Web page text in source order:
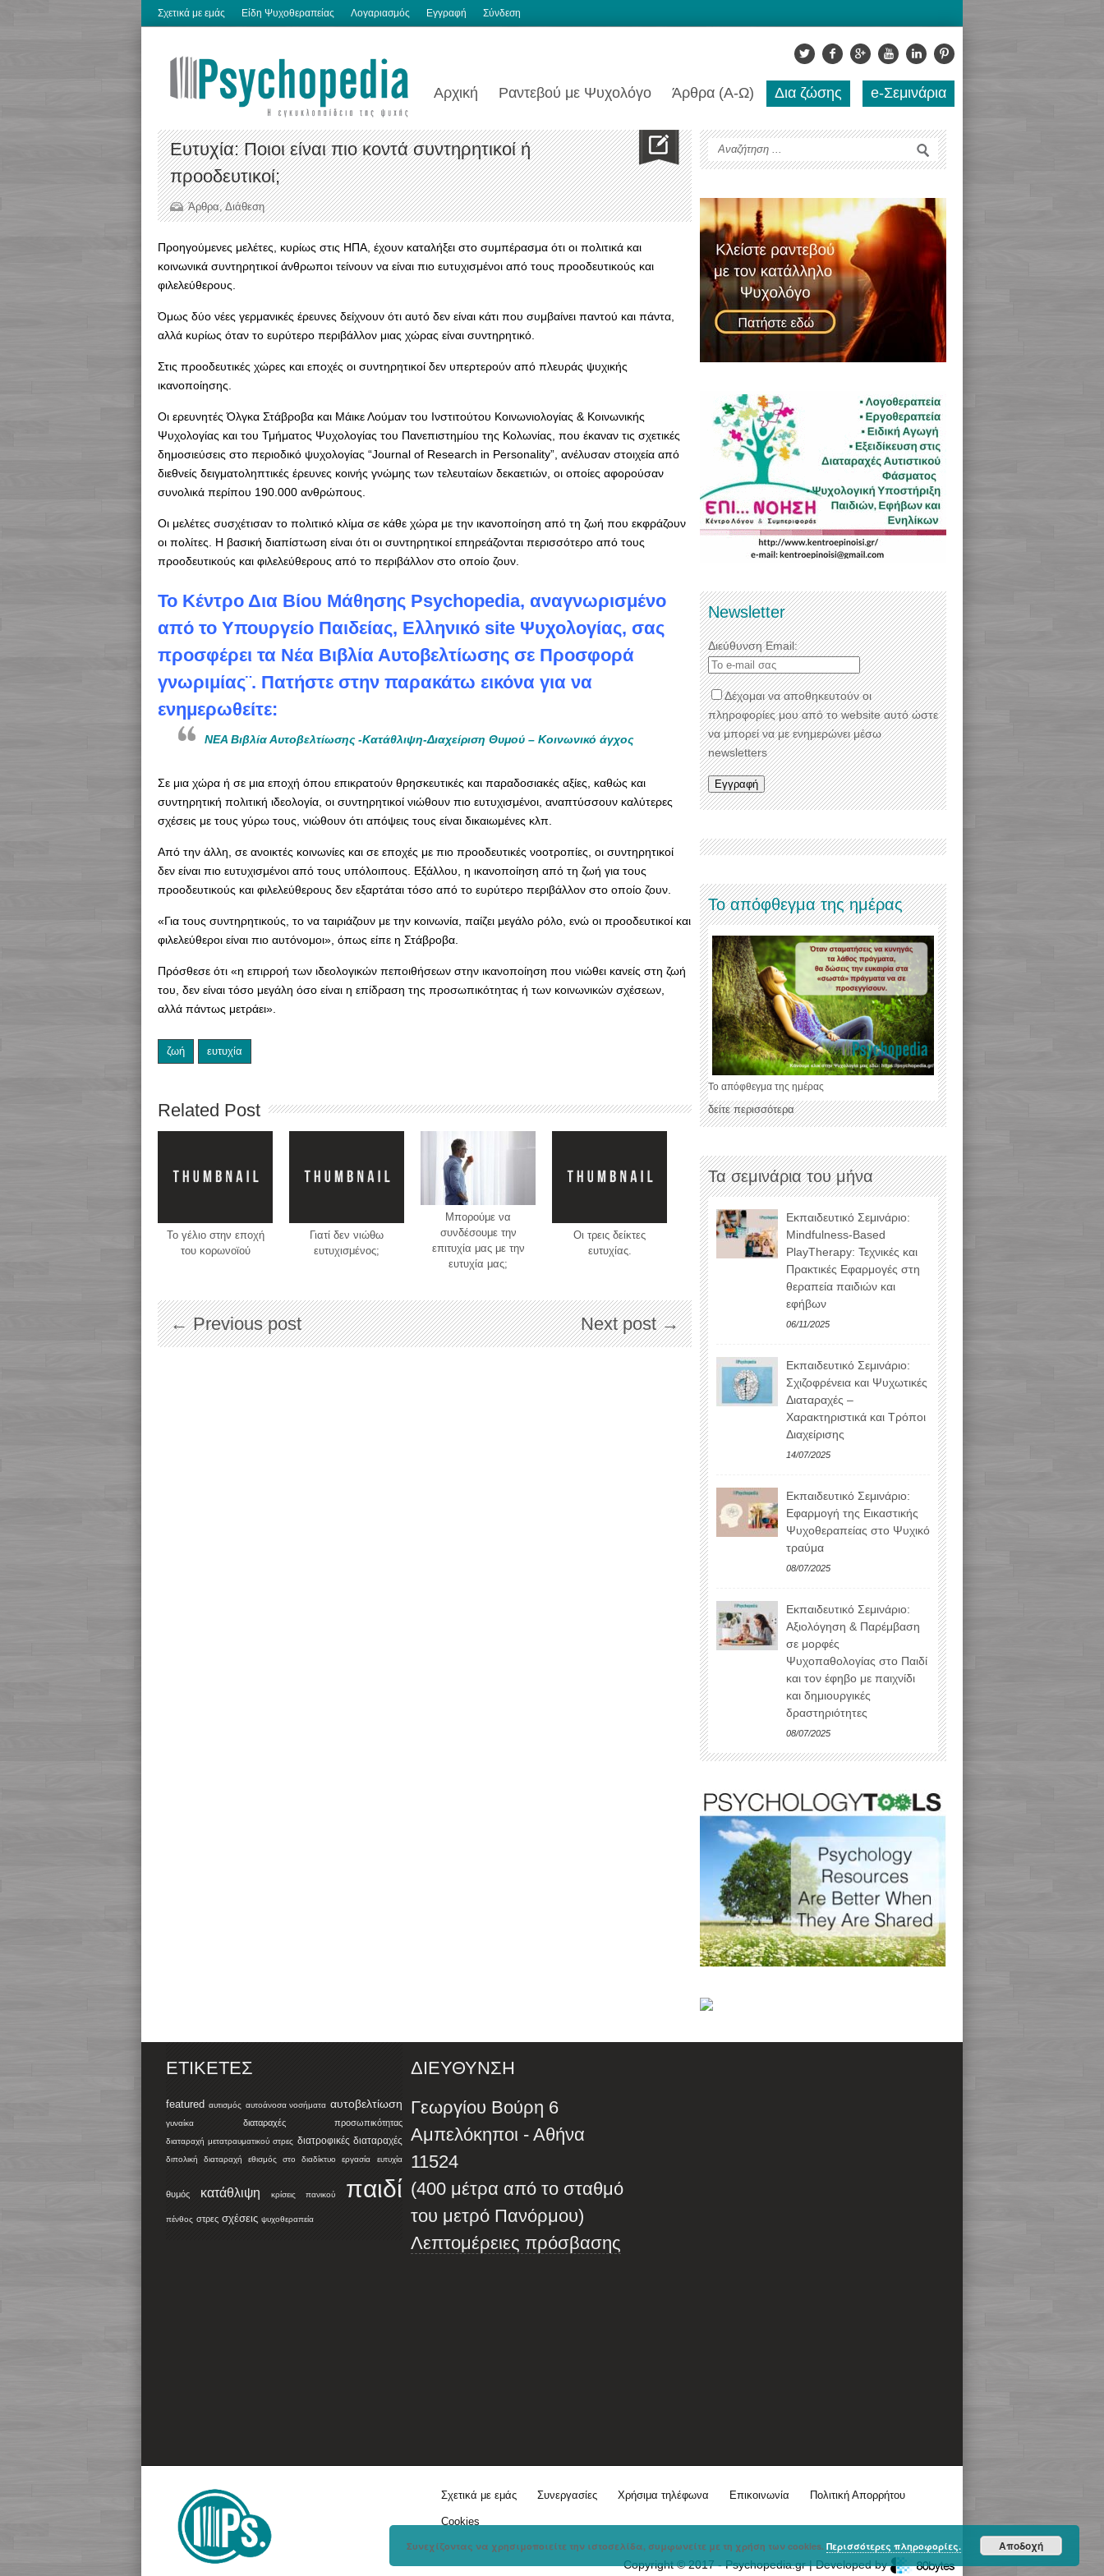
Σχετικά με εμάς Είδη Ψυχοθεραπείας Λογαριασμός Εγγραφή Σύνδεση
Αρχική Ραντεβού με Ψυχολόγο Άρθρα (Α-Ω) Δια ζώσης e-Σεμινάρια
Ευτυχία: Ποιοι είναι πιο κοντά συντηρητικοί ή
προοδευτικοί;
Άρθρα,Διάθεση
Προηγούμενες μελέτες, κυρίως στις ΗΠΑ, έχουν καταλήξει στο συμπέρασμα ότι οι πολιτικά και
κοινωνικά συντηρητικοί άνθρωποι τείνουν να είναι πιο ευτυχισμένοι από τους προοδευτικούς και
φιλελεύθερους.
Όμως δύο νέες γερμανικές έρευνες δείχνουν ότι αυτό δεν είναι κάτι που συμβαίνει παντού και πάντα,
αλλά κυρίως όταν το ευρύτερο περιβάλλον μιας χώρας είναι συντηρητικό.
Στις προοδευτικές χώρες και εποχές οι συντηρητικοί δεν υπερτερούν από πλευράς ψυχικής
ικανοποίησης.
Οι ερευνητές Όλγκα Στάβροβα και Μάικε Λούμαν του Ινστιτούτου Κοινωνιολογίας & Κοινωνικής
Ψυχολογίας και του Τμήματος Ψυχολογίας του Πανεπιστημίου της Κολωνίας, που έκαναν τις σχετικές
δημοσιεύσεις στο περιοδικό ψυχολογίας “Journal of Research in Personality”, ανέλυσαν στοιχεία από
διεθνείς δειγματοληπτικές έρευνες κοινής γνώμης των τελευταίων δεκαετιών, οι οποίες αφορούσαν
συνολικά περίπου 190.000 ανθρώπους.
Οι μελέτες συσχέτισαν το πολιτικό κλίμα σε κάθε χώρα με την ικανοποίηση από τη ζωή που εκφράζουν
οι πολίτες. Η βασική διαπίστωση είναι ότι οι συντηρητικοί επηρεάζονται περισσότερο από τους
προοδευτικούς και φιλελεύθερους από το περιβάλλον στο οποίο ζουν.
To Κέντρο Δια Βίου Μάθησης Psychopedia, αναγνωρισμένο
από το Υπουργείο Παιδείας, Ελληνικό site Ψυχολογίας, σας
προσφέρει τα Νέα Βιβλία Αυτοβελτίωσης σε Προσφορά
γνωριμίας¨. Πατήστε στην παρακάτω εικόνα για να
ενημερωθείτε:
ΝΕΑ Βιβλία Αυτοβελτίωσης -Κατάθλιψη-Διαχείριση Θυμού – Κοινωνικό άγχος
Σε μια χώρα ή σε μια εποχή όπου επικρατούν θρησκευτικές και παραδοσιακές αξίες, καθώς και
συντηρητική πολιτική ιδεολογία, οι συντηρητικοί νιώθουν πιο ευτυχισμένοι, αναπτύσσουν καλύτερες
σχέσεις με τους γύρω τους, νιώθουν ότι απόψεις τους είναι δικαιωμένες κλπ.
Από την άλλη, σε ανοικτές κοινωνίες και σε εποχές με πιο προοδευτικές νοοτροπίες, οι συντηρητικοί
δεν είναι πιο ευτυχισμένοι από τους υπόλοιπους. Εξάλλου, η ικανοποίηση από τη ζωή για τους
προοδευτικούς και φιλελεύθερους δεν εξαρτάται τόσο από το ευρύτερο περιβάλλον στο οποίο ζουν.
«Για τους συντηρητικούς, το να ταιριάζουν με την κοινωνία, παίζει μεγάλο ρόλο, ενώ οι προοδευτικοί και
φιλελεύθεροι είναι πιο αυτόνομοι», όπως είπε η Στάβροβα.
Πρόσθεσε ότι «η επιρροή των ιδεολογικών πεποιθήσεων στην ικανοποίηση που νιώθει κανείς στη ζωή
του, δεν είναι τόσο μεγάλη όσο είναι η επίδραση της προσωπικότητας ή των κοινωνικών σχέσεων,
αλλά πάντως μετράει».
ζωή ευτυχία
Related Post
Το γέλιο στην εποχή
του κορωνοϊού
Γιατί δεν νιώθω
ευτυχισμένος;
Μπορούμε να
συνδέσουμε την
επιτυχία μας με την
ευτυχία μας;
Οι τρεις δείκτες
ευτυχίας.
← Previous post Next post →
Newsletter
Διεύθυνση Email:
Δέχομαι να αποθηκευτούν οι
πληροφορίες μου από το website αυτό ώστε
να μπορεί να με ενημερώνει μέσω
newsletters
Το απόφθεγμα της ημέρας
Το απόφθεγμα της ημέρας
δείτε περισσότερα
Τα σεμινάρια του μήνα
Εκπαιδευτικό Σεμινάριο:
Mindfulness-Based
PlayTherapy: Τεχνικές και
Πρακτικές Εφαρμογές στη
θεραπεία παιδιών και
εφήβων
06/11/2025
Εκπαιδευτικό Σεμινάριο:
Σχιζοφρένεια και Ψυχωτικές
Διαταραχές –
Χαρακτηριστικά και Τρόποι
Διαχείρισης
14/07/2025
Εκπαιδευτικό Σεμινάριο:
Εφαρμογή της Εικαστικής
Ψυχοθεραπείας στο Ψυχικό
τραύμα
08/07/2025
Εκπαιδευτικό Σεμινάριο:
Αξιολόγηση & Παρέμβαση
σε μορφές
Ψυχοπαθολογίας στο Παιδί
και τον έφηβο με παιχνίδι
και δημιουργικές
δραστηριότητες
08/07/2025
ΕΤΙΚΈΤΕΣ
featured αυτισμός αυτοάνοσα νοσήματα αυτοβελτίωση
γυναίκα διαταραχές προσωπικότητας
διαταραχή μετατραυματικού στρες διατροφικές διαταραχές
διπολική διαταραχή εθισμός στο διαδίκτυο εργασία ευτυχία
θυμός κατάθλιψη κρίσεις πανικού παιδί
πένθος στρες σχέσεις ψυχοθεραπεία
ΔΙΕΥΘΥΝΣΗ
Γεωργίου Βούρη 6
Αμπελόκηποι - Αθήνα
11524
(400 μέτρα από το σταθμό
του μετρό Πανόρμου)
Λεπτομέρειες πρόσβασης
Σχετικά με εμάς Συνεργασίες Χρήσιμα τηλέφωνα Επικοινωνία Πολιτική Απορρήτου
Cookies
Copyright © 2017 - Psychopedia.gr | Developed by
Συνεχίζοντας να χρησιμοποιείτε την ιστοσελίδα, συμφωνείτε με τη χρήση των cookies. Περισσότερες πληροφορίες. Αποδοχή